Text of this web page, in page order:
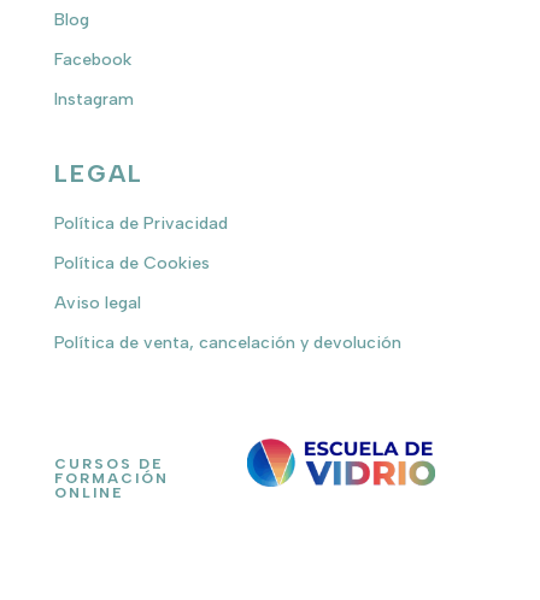
Blog
Facebook
Instagram
LEGAL
Política de Privacidad
Política de Cookies
Aviso legal
Política de venta, cancelación y devolución
CURSOS DE
FORMACIÓN
ONLINE